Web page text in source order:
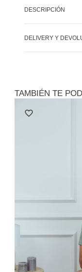
DESCRIPCIÓN
DELIVERY Y
TAMBIÉN TE